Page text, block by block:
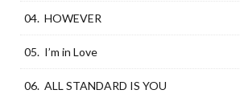
04. HOWEVER
05. I’m in Love
06. ALL STANDARD IS YOU